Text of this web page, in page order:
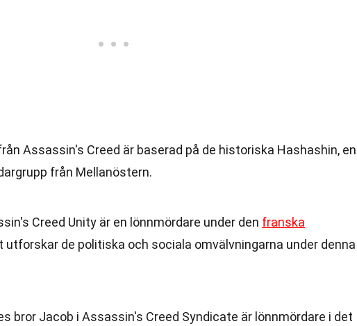
Assassin's Creed är baserad på de historiska Hashashin, en
från Mellanöstern.
Creed Unity är en lönnmördare under den franska
utforskar de politiska och sociala omvälvningarna under denna
bror Jacob i Assassin's Creed Syndicate är lönnmördare i det